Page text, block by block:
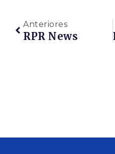
Anteriores
RPR News